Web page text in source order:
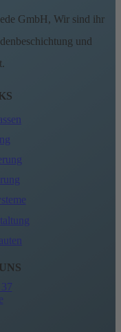
GmbH, Wir sind ihr
und